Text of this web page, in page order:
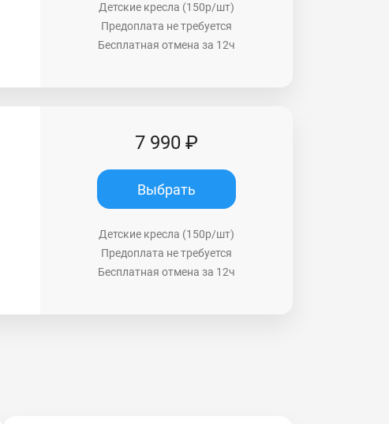
Детские кресла (150р/шт)
Предоплата не требуется
Бесплатная отмена за 12ч
7 990 ₽
Выбрать
Детские кресла (150р/шт)
Предоплата не требуется
Бесплатная отмена за 12ч